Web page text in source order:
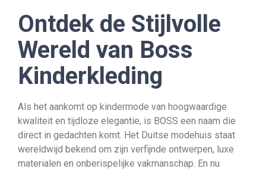
Ontdek de Stijlvolle
Wereld van Boss
Kinderkleding
Als het aankomt op kindermode van hoogwaardige
kwaliteit en tijdloze elegantie, is BOSS een naam die
direct in gedachten komt. Het Duitse modehuis staat
wereldwijd bekend om zijn verfijnde ontwerpen, luxe
materialen en onberispelijke vakmanschap. En nu